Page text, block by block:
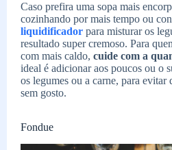
Caso prefira uma sopa mais
cozinhando por mais tempo ou
liquidificador para misturar os
resultado super cremoso. Para
com mais caldo, cuide com a
ideal é adicionar aos poucos ou o
os legumes ou a carne, para evitar
sem gosto.
Fondue